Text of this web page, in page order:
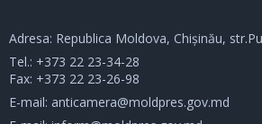
Adresa: Republica Moldova, Chișinău,
Tel.: +373 22 23-34-28
Fax: +373 22 23-26-98
E-mail: anticamera@moldpres.gov.md